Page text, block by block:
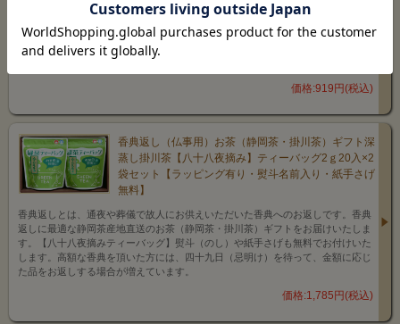
香典返し（その場返し・即日返し・当日返し）とは、通夜
や葬儀で故人にお供えいただいた香典へのお返しです。香
典返しに最適な静岡茶産地直送のお茶（静岡茶・掛川茶）
ギフトをお届けいたします。高額な香典を頂いた方には、四十九日（忌明け）を
価格:919円(税込)
香典返し（仏事用）お茶（静岡茶・掛川茶）ギフト深
蒸し掛川茶【八十八夜摘み】ティーバッグ2ｇ20入×2
袋セット【ラッピング有り・熨斗名前入り・紙手さげ
無料】
香典返しとは、通夜や葬儀で故人にお供えいただいた香典へのお返しです。香典
返しに最適な静岡茶産地直送のお茶（静岡茶・掛川茶）ギフトをお届けいたしま
す。【八十八夜摘みティーバッグ】熨斗（のし）や紙手さげも無料でお付けいた
します。高額な香典を頂いた方には、四十九日（忌明け）を待って、金額に応じ
た品をお返しする場合が増えています。
価格:1,785円(税込)